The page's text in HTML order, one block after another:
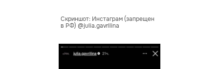
Скриншот: Инстаграм (запрещен
в РФ) @julia.gavrilina